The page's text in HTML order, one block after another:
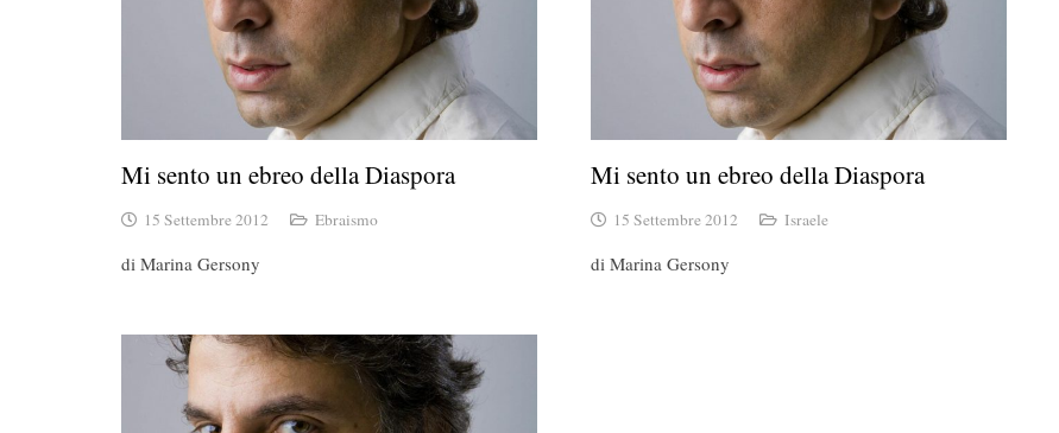
Mi sento un ebreo della Diaspora
15 Settembre 2012 Ebraismo
di Marina Gersony
Mi sento un ebreo della Diaspora
15 Settembre 2012 Israele
di Marina Gersony